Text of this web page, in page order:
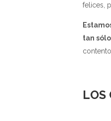
felices,
tan
LOS